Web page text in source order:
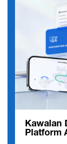
Kawalan
Platform